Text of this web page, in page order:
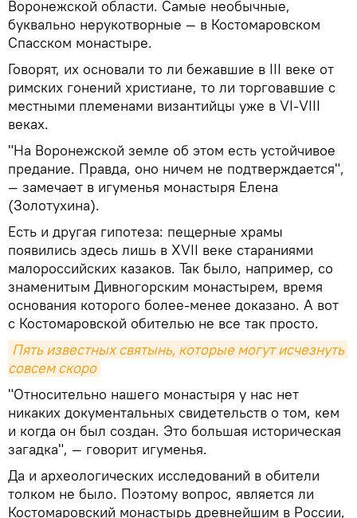
Воронежской области. Самые необычные,
буквально нерукотворные — в Костомаровском
Спасском монастыре.
Говорят, их основали то ли бежавшие в III веке от
римских гонений христиане, то ли торговавшие с
местными племенами византийцы уже в VI-VIII
веках.
"На Воронежской земле об этом есть устойчивое
предание. Правда, оно ничем не подтверждается",
— замечает в игуменья монастыря Елена
(Золотухина).
Есть и другая гипотеза: пещерные храмы
появились здесь лишь в XVII веке стараниями
малороссийских казаков. Так было, например, со
знаменитым Дивногорским монастырем, время
основания которого более-менее доказано. А вот
с Костомаровской обителью не все так просто.
Пять известных святынь, которые могут исчезнуть
совсем скоро
"Относительно нашего монастыря у нас нет
никаких документальных свидетельств о том, кем
и когда он был создан. Это большая историческая
загадка", — говорит игуменья.
Да и археологических исследований в обители
толком не было. Поэтому вопрос, является ли
Костомаровский монастырь древнейшим в России,